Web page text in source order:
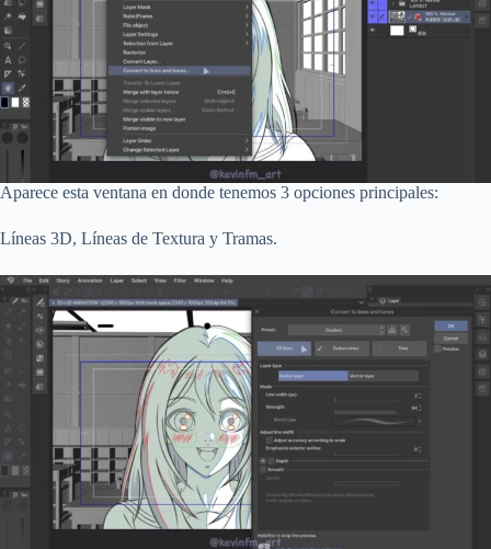
Aparece esta ventana en donde tenemos 3 opciones principales:
Líneas 3D, Líneas de Textura y Tramas.